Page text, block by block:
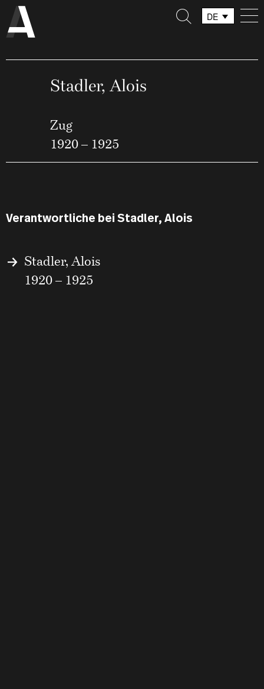
DE
Stadler, Alois
Zug
1920 – 1925
Verantwortliche bei Stadler, Alois
Stadler, Alois
1920 – 1925